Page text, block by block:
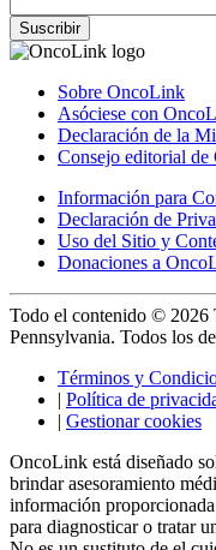
Suscribir
Sobre OncoLink
Asóciese con
Declaración de la
Consejo editorial
Información para
Declaración de
Uso del Sitio y
Donaciones a
Todo el contenido © 2026
Pennsylvania. Todos los
Términos y
| Política de
| Gestionar cookies
OncoLink está diseñado
brindar asesoramiento
información
para diagnosticar o tratar